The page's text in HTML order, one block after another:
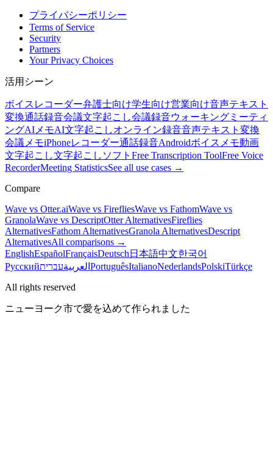
プライバシーポリシー
Terms of Service
Security
Partners
Your Privacy Choices
活用シーン
ボイスレコーダー弁護士向け学生向け営業向け音声テキスト
変換通話録音会議文字起こし会議録音ウォーキングミーティ
ングAIメモAI文字起こしオンライン録音音声テキスト変換
会議メモiPhoneレコーダー通話録音Androidボイスメモ動画
文字起こし文字起こしソフト Free Transcription ToolFree Voice
RecorderMeeting StatisticsSee all use cases →
Compare
Wave vs Otter.aiWave vs FirefliesWave vs FathomWave vs
GranolaWave vs DescriptOtter AlternativesFireflies
AlternativesFathom AlternativesGranola AlternativesDescript
AlternativesAll comparisons →
EnglishEspañolFrançaisDeutsch 日本語中文한국어
Русский
العربيةעברית PortuguêsItalianoNederlandsPolskiTürkçe
All rights reserved
ニューヨーク市で愛を込めて作られました